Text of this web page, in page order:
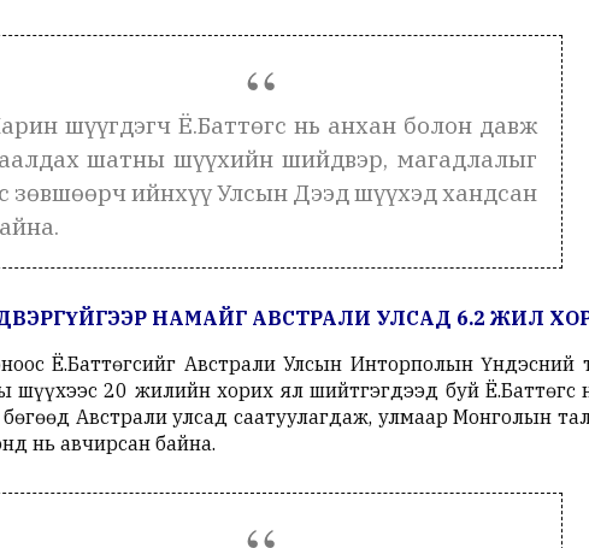
шүүгдэгч Ё.Баттөгс нь анхан болон давж
шатны шүүхийн шийдвэр, магадлалыг
зөвшөөрч ийнхүү Улсын Дээд шүүхэд хандсан
НАМАЙГ АВСТРАЛИ УЛСАД 6.2 ЖИЛ
Ё.Баттөгсийг Австрали Улсын Инторполын Үндэсний
шүүхээс 20 жилийн хорих ял шийтгэгдээд буй
Австрали улсад саатуулагдаж, улмаарМонголын
нь авчирсан байна.